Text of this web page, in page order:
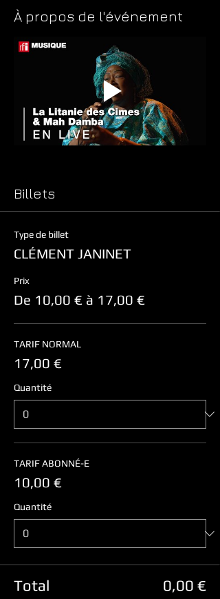
À propos de l'événement
Billets
Type de billet
CLÉMENT JANINET
Prix
De 10,00 € à 17,00 €
TARIF NORMAL
17,00 €
Quantité
TARIF ABONNÉ-E
10,00 €
Quantité
Total 0,00 €